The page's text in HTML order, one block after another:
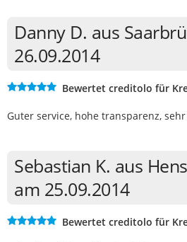
Danny D. aus
26.09.2014
Bewertet creditolo für
Guter service, hohe transparenz,
Sebastian K. aus
am 25.09.2014
Bewertet creditolo für